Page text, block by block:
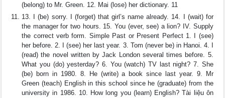
(belong) to Mr. Green. 12. Mai (lose) her dictionary. 11
13. I (be) sorry. I (forget) that girl’s name already. 14. I (wait) for
the manager for two hours. 15. You (ever, see) a lion? IV. Supply
the correct verb form. Simple Past or Present Perfect 1. I (see)
her before. 2. I (see) her last year. 3. Tom (never be) in Hanoi. 4. I
(read) the novel written by Jack London several times before. 5.
What you (do) yesterday? 6. You (watch) TV last night? 7. She
(be) born in 1980. 8. He (write) a book since last year. 9. Mr
Green (teach) English in this school since he (graduate) from the
university in 1986. 10. How long you (learn) English? Tài liệu ôn